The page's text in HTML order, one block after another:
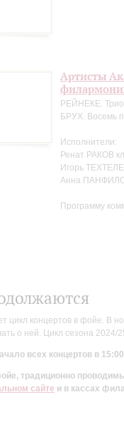
Артисты
РЕЙНЕКЕ. Трио
БРУХ. Восемь
Исполнители:
Ренат РАКОВ
Игорь
Анна
Программу
концертов в фойе. В
о ней. Цикл сезона
всех концертов в
традиционно
сайте и в кассах